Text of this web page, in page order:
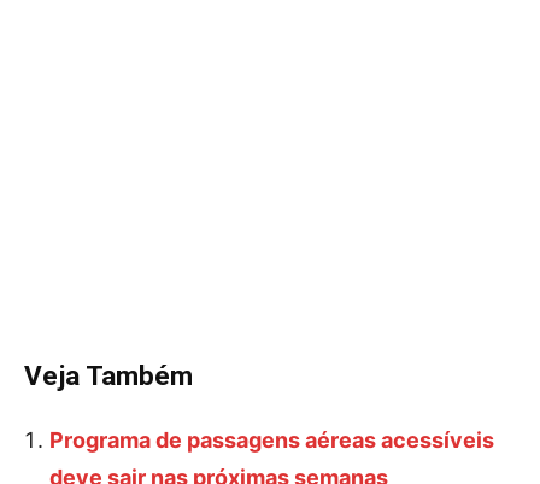
Veja Também
Programa de passagens aéreas acessíveis
deve sair nas próximas semanas